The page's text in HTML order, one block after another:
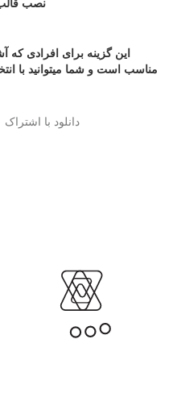
این گزینه برای افرادی که
مناسب است و شما میتوانید با
دانلود با اشتراک